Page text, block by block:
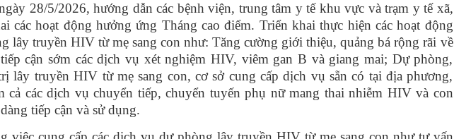
28/5/2026, hướng dẫn các bệnh viện, trung tâm y tế khu vực và trạm y tế xã,
các hoạt động hưởng ứng Tháng cao điểm. Triển khai thực hiện các hoạt động
lây truyền HIV từ mẹ sang con như: Tăng cường giới thiệu, quảng bá rộng rãi về
cận sớm các dịch vụ xét nghiệm HIV, viêm gan B và giang mai; Dự phòng,
lây truyền HIV từ mẹ sang con, cơ sở cung cấp dịch vụ sẵn có tại địa phương,
cả các dịch vụ chuyển tiếp, chuyển tuyến phụ nữ mang thai nhiễm HIV và con
tiếp cận và sử dụng.